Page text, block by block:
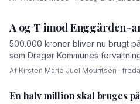
A og T imod Enggården-
500.000 kroner bliver nu brugt
som Dragør Kommunes
forhandle med OK-fonden om en
Af Kirsten Marie Juel Mouritsen ·
En halv million skal bruges